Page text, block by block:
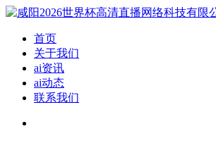
首页
关于我们
ai资讯
ai动态
联系我们